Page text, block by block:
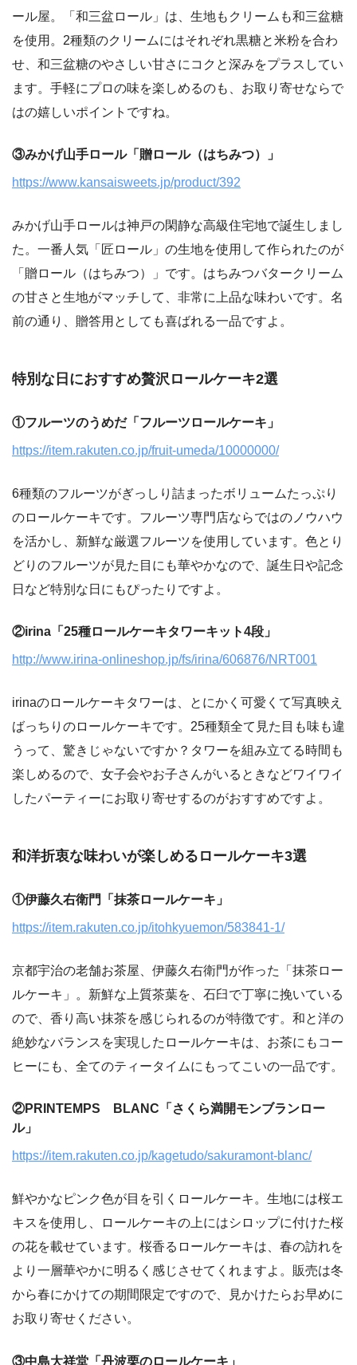
ール屋。「和三盆ロール」は、生地もクリームも和三盆糖
を使用。2種類のクリームにはそれぞれ黒糖と米粉を合わ
せ、和三盆糖のやさしい甘さにコクと深みをプラスしてい
ます。手軽にプロの味を楽しめるのも、お取り寄せならで
はの嬉しいポイントですね。
③みかげ山手ロール「贈ロール（はちみつ）」
https://www.kansaisweets.jp/product/392
みかげ山手ロールは神戸の閑静な高級住宅地で誕生しまし
た。一番人気「匠ロール」の生地を使用して作られたのが
「贈ロール（はちみつ）」です。はちみつバタークリーム
の甘さと生地がマッチして、非常に上品な味わいです。名
前の通り、贈答用としても喜ばれる一品ですよ。
特別な日におすすめ贅沢ロールケーキ2選
①フルーツのうめだ「フルーツロールケーキ」
https://item.rakuten.co.jp/fruit-umeda/10000000/
6種類のフルーツがぎっしり詰まったボリュームたっぷり
のロールケーキです。フルーツ専門店ならではのノウハウ
を活かし、新鮮な厳選フルーツを使用しています。色とり
どりのフルーツが見た目にも華やかなので、誕生日や記念
日など特別な日にもぴったりですよ。
②irina「25種ロールケーキタワーキット4段」
http://www.irina-onlineshop.jp/fs/irina/606876/NRT001
irinaのロールケーキタワーは、とにかく可愛くて写真映え
ばっちりのロールケーキです。25種類全て見た目も味も違
うって、驚きじゃないですか？タワーを組み立てる時間も
楽しめるので、女子会やお子さんがいるときなどワイワイ
したパーティーにお取り寄せするのがおすすめですよ。
和洋折衷な味わいが楽しめるロールケーキ3選
①伊藤久右衛門「抹茶ロールケーキ」
https://item.rakuten.co.jp/itohkyuemon/583841-1/
京都宇治の老舗お茶屋、伊藤久右衛門が作った「抹茶ロー
ルケーキ」。新鮮な上質茶葉を、石臼で丁寧に挽いている
ので、香り高い抹茶を感じられるのが特徴です。和と洋の
絶妙なバランスを実現したロールケーキは、お茶にもコー
ヒーにも、全てのティータイムにもってこいの一品です。
②PRINTEMPS BLANC「さくら満開モンブランロー
ル」
https://item.rakuten.co.jp/kagetudo/sakuramont-blanc/
鮮やかなピンク色が目を引くロールケーキ。生地には桜エ
キスを使用し、ロールケーキの上にはシロップに付けた桜
の花を載せています。桜香るロールケーキは、春の訪れを
より一層華やかに明るく感じさせてくれますよ。販売は冬
から春にかけての期間限定ですので、見かけたらお早めに
お取り寄せください。
③中島大祥堂「丹波栗のロールケーキ」